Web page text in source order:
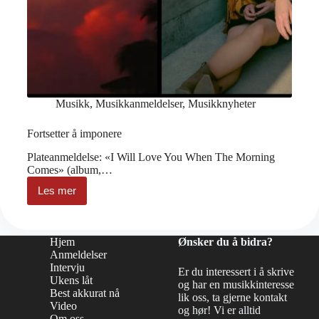
Musikk, Musikkanmeldelser, Musikknyheter
Fortsetter å imponere
Plateanmeldelse: «I Will Love You When The Morning
Comes» (album,…
Les merFortsetter
å
Hjem
Anmeldelser
Intervju
Ukens låt
Best akkurat nå
Video
Ønsker du å bidra?
Er du interessert i å skrive
og har en musikkinteresse
lik oss, ta gjerne kontakt
og hør! Vi er alltid